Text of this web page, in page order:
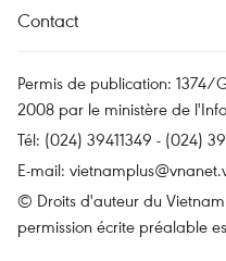
Contact
Permis de publication: 1374/
2008 par le ministère de
Tél: (024) 39411349 - (024)
E-mail:
© Droits d'auteur du
permission écrite préalable